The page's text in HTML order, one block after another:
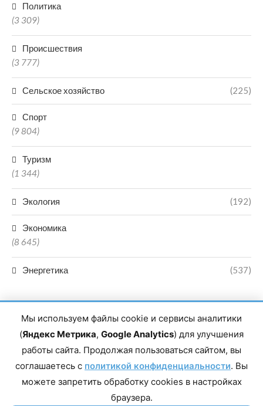
Политика
(3 309)
Происшествия
(3 777)
Сельское хозяйство (225)
Спорт
(9 804)
Туризм
(1 344)
Экология (192)
Экономика
(8 645)
Энергетика (537)
Главный редактор сетевого издания Магомаев Тимур Нухович.
Контакты редакции: 8(988)-292-94-34 Почта: vestiskfo@gmail.com По
Республика Дагестан, г. Махачкала, пр-т Насрутдинова, д. 1а. Все
права защищены. Копирование и использование полных материалов
запрещено, частичное цитирование возможно только при условии
Мы используем файлы cookie и сервисы аналитики
(Яндекс Метрика, Google Analytics) для улучшения
работы сайта. Продолжая пользоваться сайтом, вы
соглашаетесь с политикой конфиденциальности. Вы
можете запретить обработку cookies в настройках
браузера.